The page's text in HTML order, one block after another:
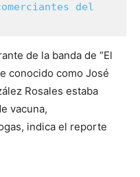
del
de la banda de “El
conocido como José
Rosales estaba
vacuna,
indica el reporte